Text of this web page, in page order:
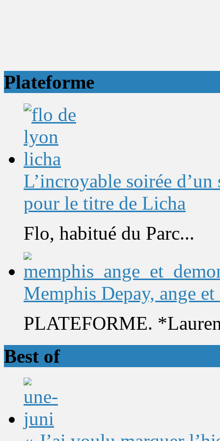
Plateforme
L’incroyable soirée
pour le titre de Licha
Flo, habitué du Parc...
Memphis Depay, ange et
PLATEFORME.
Best of